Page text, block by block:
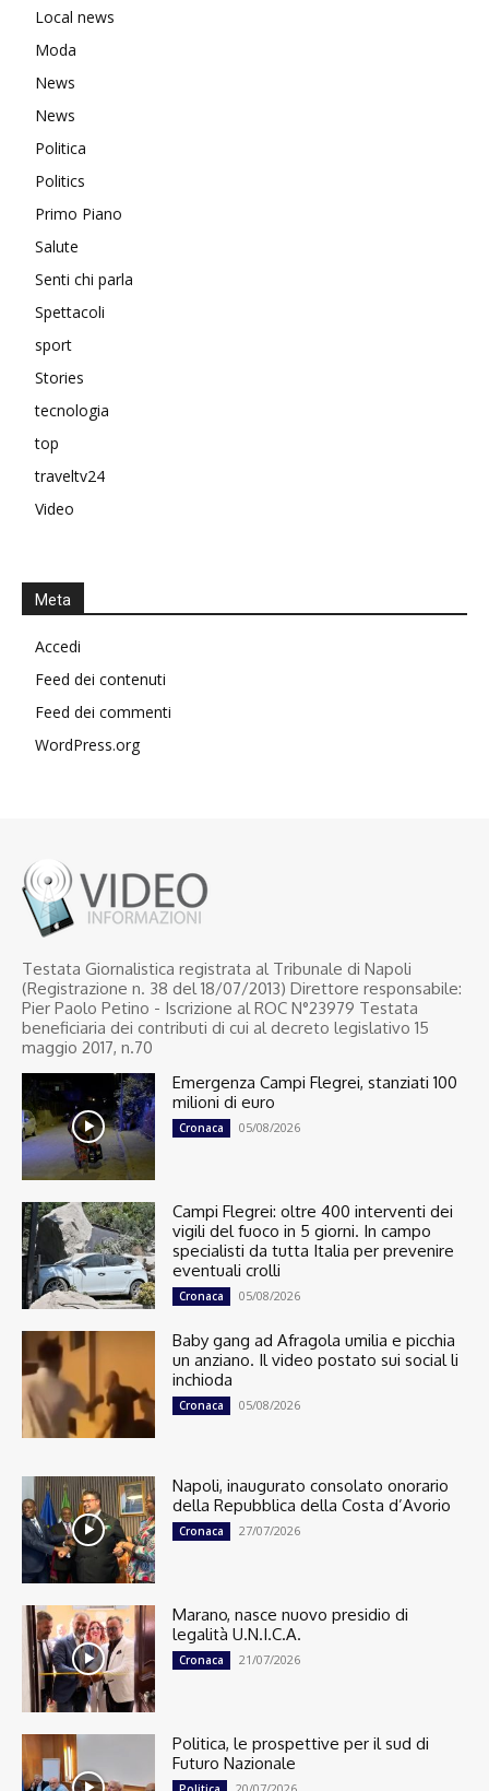
Local news
Moda
News
News
Politica
Politics
Primo Piano
Salute
Senti chi parla
Spettacoli
sport
Stories
tecnologia
top
traveltv24
Video
Meta
Accedi
Feed dei contenuti
Feed dei commenti
WordPress.org
Testata Giornalistica registrata al Tribunale di Napoli
(Registrazione n. 38 del 18/07/2013) Direttore responsabile:
Pier Paolo Petino - Iscrizione al ROC N°23979 Testata
beneficiaria dei contributi di cui al decreto legislativo 15
maggio 2017, n.70
Emergenza Campi Flegrei, stanziati 100
milioni di euro
Cronaca 05/08/2026
Campi Flegrei: oltre 400 interventi dei
vigili del fuoco in 5 giorni. In campo
specialisti da tutta Italia per prevenire
eventuali crolli
Cronaca 05/08/2026
Baby gang ad Afragola umilia e picchia
un anziano. Il video postato sui social li
inchioda
Cronaca 05/08/2026
Napoli, inaugurato consolato onorario
della Repubblica della Costa d’Avorio
Cronaca 27/07/2026
Marano, nasce nuovo presidio di
legalità U.N.I.C.A.
Cronaca 21/07/2026
Politica, le prospettive per il sud di
Futuro Nazionale